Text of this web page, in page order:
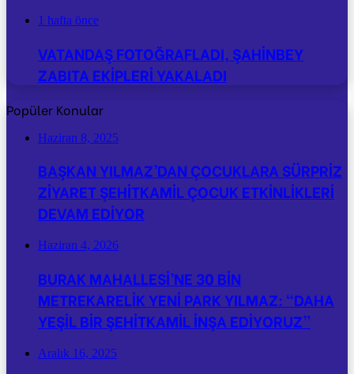
1 hafta önce
VATANDAŞ FOTOĞRAFLADI, ŞAHİNBEY
ZABITA EKİPLERİ YAKALADI
Popüler Konular
Haziran 8, 2025
BAŞKAN YILMAZ’DAN ÇOCUKLARA SÜRPRİZ
ZİYARET ŞEHİTKAMİL ÇOCUK ETKİNLİKLERİ
DEVAM EDİYOR
Haziran 4, 2026
BURAK MAHALLESİ’NE 30 BİN
METREKARELİK YENİ PARK YILMAZ: “DAHA
YEŞİL BİR ŞEHİTKAMİL İNŞA EDİYORUZ”
Aralık 16, 2025